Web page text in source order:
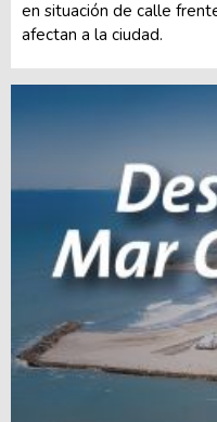
en situación de calle
afectan a la ciudad.